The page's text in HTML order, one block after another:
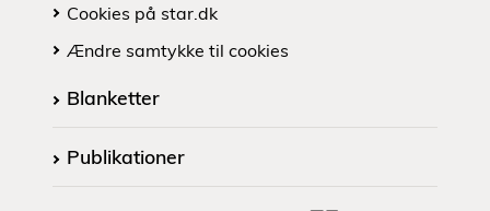
Cookies på star.dk
Ændre samtykke til cookies
Blanketter
Publikationer